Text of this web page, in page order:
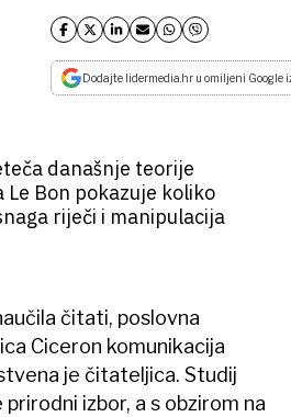
Dodajte lidermedia.hr u omiljeni Google
današnje teorije
Bon pokazuje koliko
riječi i manipulacija
čitati, poslovna
Ciceron komunikacija
je čitateljica. Studij
izbor, a s obzirom na